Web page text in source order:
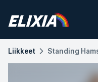
Liikkeet Standing